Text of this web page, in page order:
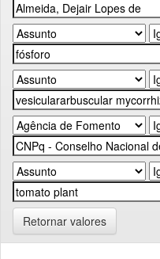
Retornar valores